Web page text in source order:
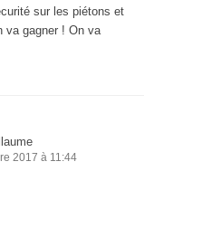
sur les piétons et
va gagner ! On va
2017 à 11:44